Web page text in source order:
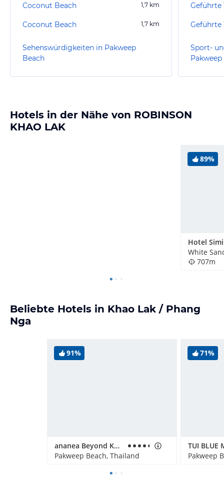
Coconut Beach 1,7 km
Coconut Beach 1,7 km
Sehenswürdigkeiten in Pakweep
Beach
Sport-
Hotels in der Nähe von ROBINSON
KHAO LAK
89%
White
707m
Beliebte Hotels in Khao Lak / Phang
Nga
91%
ananea Beyond Khaolak
Pakweep Beach, Thailand
71%
Pakweep